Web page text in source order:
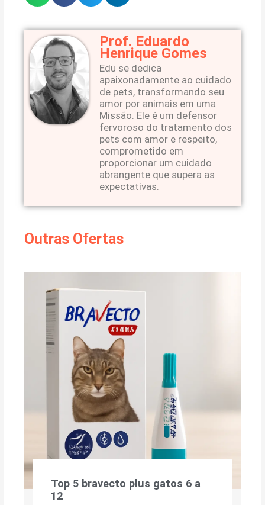
Prof. Eduardo
Henrique Gomes
Edu se dedica
apaixonadamente ao cuidado
de pets, transformando seu
amor por animais em uma
Missão. Ele é um defensor
fervoroso do tratamento dos
pets com amor e respeito,
comprometido em
proporcionar um cuidado
abrangente que supera as
expectativas.
Outras Ofertas
Top 5 bravecto plus gatos 6 a
12